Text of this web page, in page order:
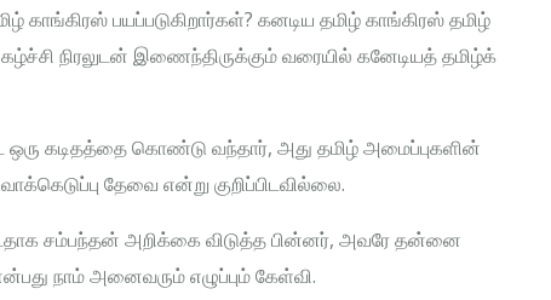
காங்கிரஸ் பயப்படுகிறார்கள்? கனடிய தமிழ் காங்கிரஸ் தமிழ்
நிரலுடன் இணைந்திருக்கும் வரையில் கனேடியத் தமிழ்க்
ஒரு கடிதத்தை கொண்டு வந்தார், அது தமிழ் அமைப்புகளின்
தேவை என்று குறிப்பிடவில்லை.
சம்பந்தன் அறிக்கை விடுத்த பின்னர், அவரே தன்னை
நாம் அனைவரும் எழுப்பும் கேள்வி.